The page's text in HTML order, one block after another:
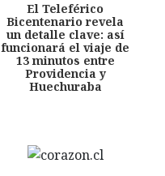
El Teleférico
Bicentenario revela
un detalle clave: así
funcionará el viaje de
13 minutos entre
Providencia y
Huechuraba